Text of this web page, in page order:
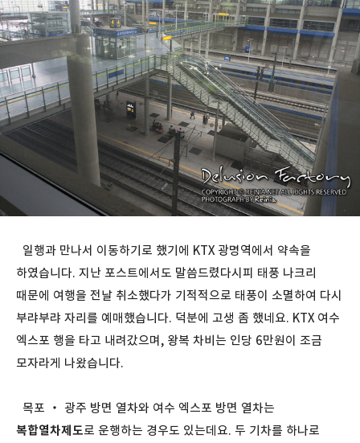
일행과 만나서 이동하기로 했기에 KTX 광명역에서 약속을
하였습니다. 지난 포스트에서도 말씀드렸다시피 태풍 나크리
때문에 여행을 전날 취소했다가 기적적으로 태풍이 소멸하여 다시
부랴부랴 자리를 예매했습니다. 덕분에 고생 좀 했네요. KTX 여수
엑스포 행을 타고 내려갔으며, 왕복 차비는 인당 6만원이 조금
모자라게 나왔습니다.
목포 ・ 광주 방면 열차와 여수 엑스포 방면 열차는
복합열차제도로 운행하는 경우도 있는데요. 두 기차를 하나로